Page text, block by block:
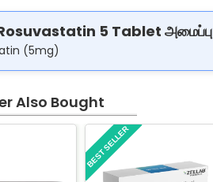
5 Tablet அமைப்பு
(5mg)
Also Bought
BEST SELLER